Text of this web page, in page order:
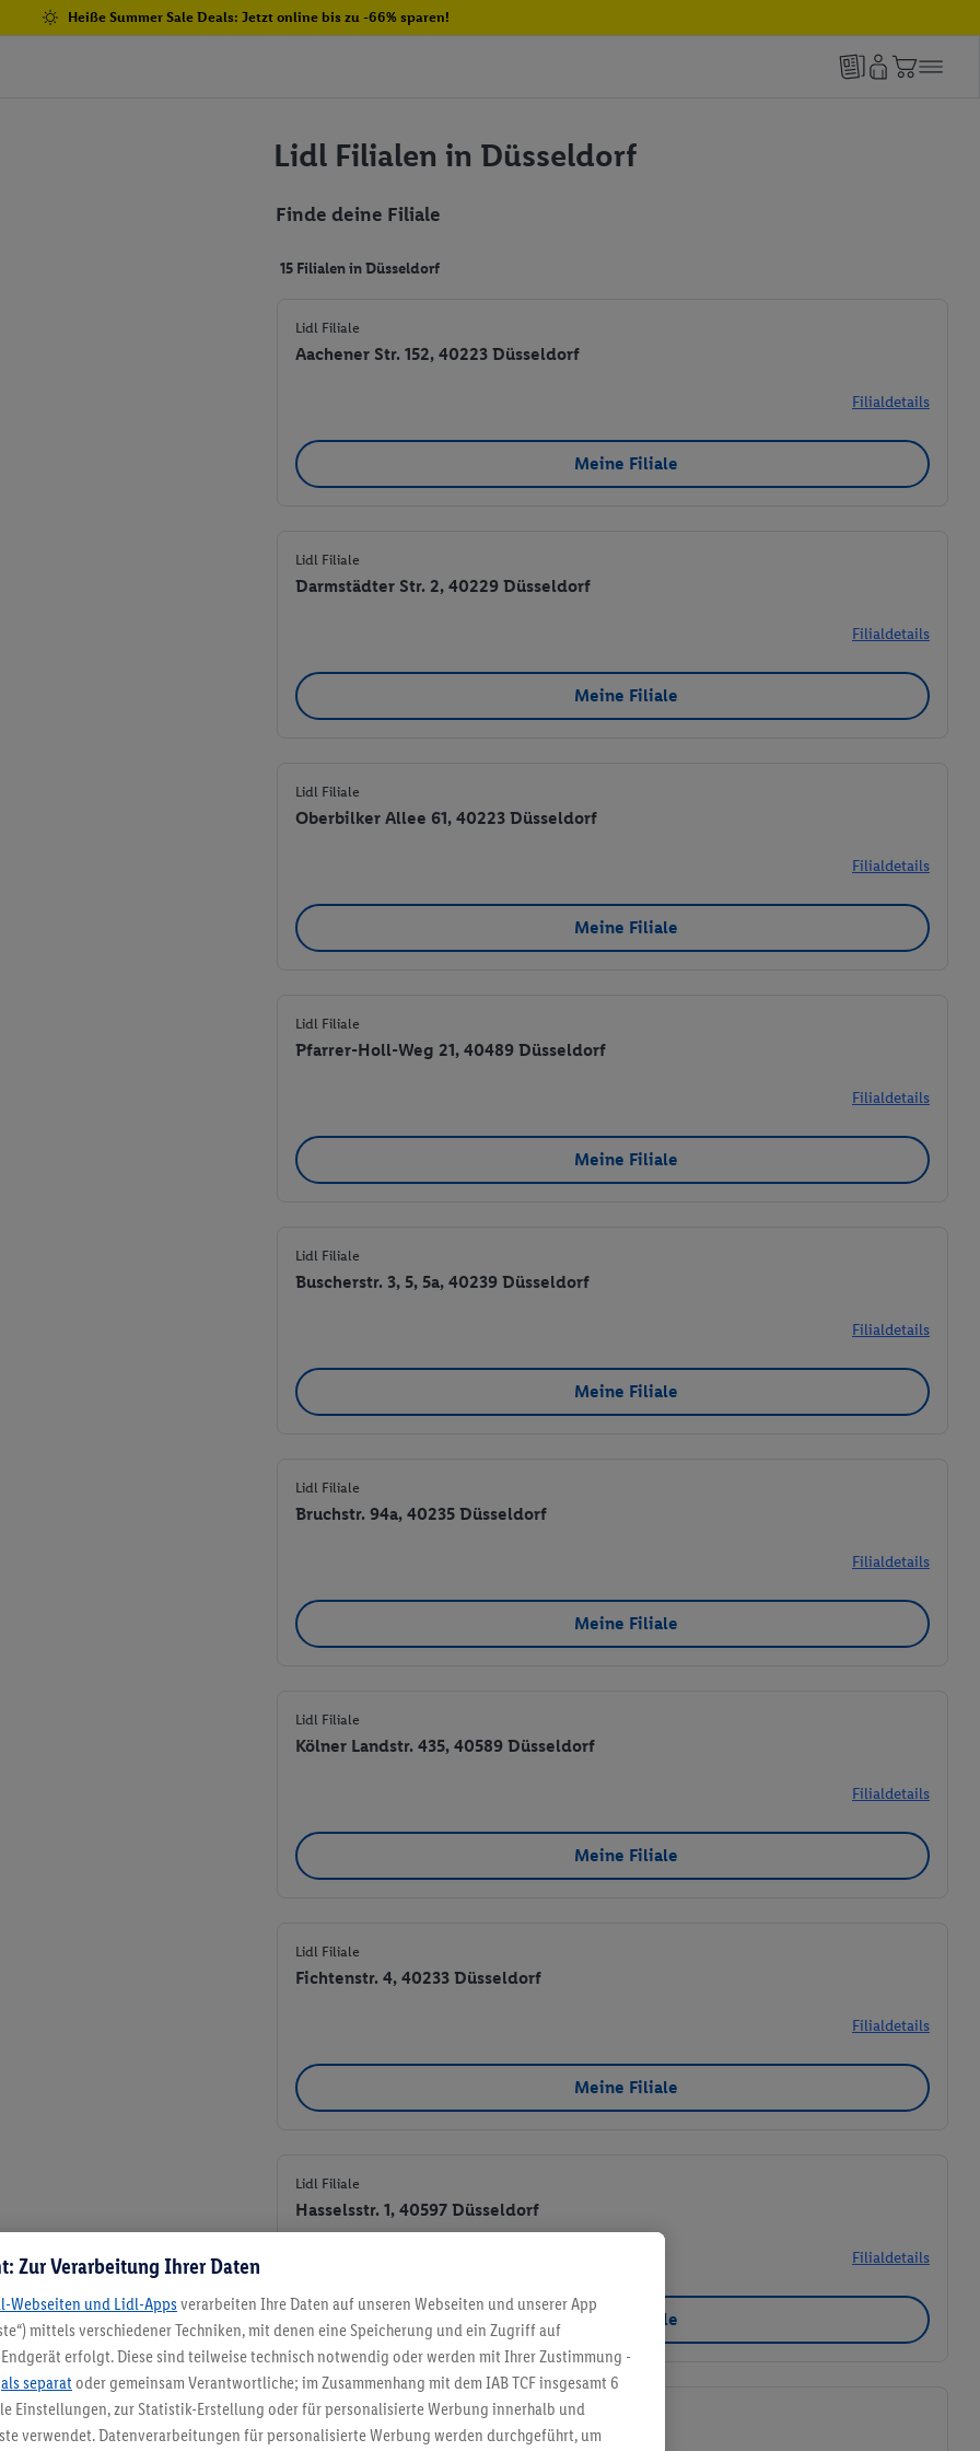
Heiße Summer Sale Deals: Jetzt online bis zu -66% sparen!
Lidl Filialen in Düsseldorf
Finde deine Filiale
15 Filialen in Düsseldorf
Lidl Filiale
Aachener Str. 152, 40223 Düsseldorf
Filialdetails
Meine Filiale
Lidl Filiale
Darmstädter Str. 2, 40229 Düsseldorf
Filialdetails
Meine Filiale
Lidl Filiale
Oberbilker Allee 61, 40223 Düsseldorf
Filialdetails
Meine Filiale
Lidl Filiale
Pfarrer-Holl-Weg 21, 40489 Düsseldorf
Filialdetails
Meine Filiale
Lidl Filiale
Buscherstr. 3, 5, 5a, 40239 Düsseldorf
Filialdetails
Meine Filiale
Lidl Filiale
Bruchstr. 94a, 40235 Düsseldorf
Filialdetails
Meine Filiale
Lidl Filiale
Kölner Landstr. 435, 40589 Düsseldorf
Filialdetails
Meine Filiale
Lidl Filiale
Fichtenstr. 4, 40233 Düsseldorf
Filialdetails
Meine Filiale
Lidl Filiale
Hasselsstr. 1, 40597 Düsseldorf
Filialdetails
Meine Filiale
Lidl Filiale
Stephanstr. 5, 40599 Düsseldorf
Zur Verarbeitung Ihrer Daten
Webseiten und Lidl-Apps verarbeiten Ihre Daten auf unseren Webseiten und unserer App
mittels verschiedener Techniken, mit denen eine Speicherung und ein Zugriff auf
erfolgt. Diese sind teilweise technisch notwendig oder werden mit Ihrer Zustimmung -
als separat oder gemeinsam Verantwortliche; im Zusammenhang mit dem IAB TCF insgesamt 6
Einstellungen, zur Statistik-Erstellung oder für personalisierte Werbung innerhalb und
verwendet. Datenverarbeitungen für personalisierte Werbung werden durchgeführt, um